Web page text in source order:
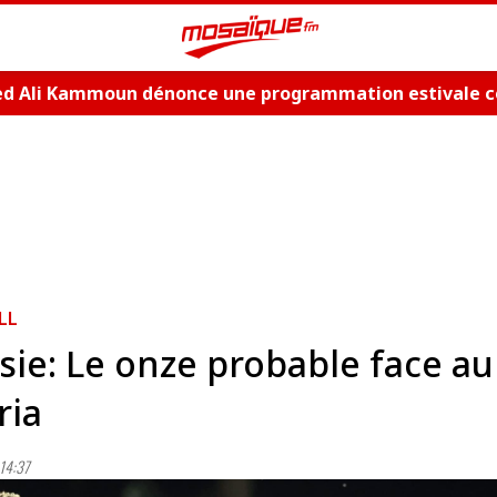
Ali Kammoun dénonce une programmation estivale
Le onze probable face au